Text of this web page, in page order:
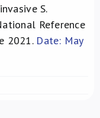
S.
Reference
2021. Date: May